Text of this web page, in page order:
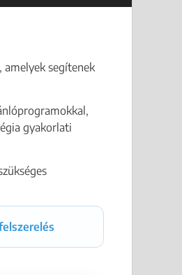
amelyek segítenek
gyakorlati